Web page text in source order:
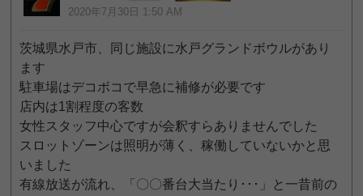
2020年7月30日 1:50 AM
茨城県水戸市、同じ施設に水戸グランドボウルがあり
ます
駐車場はデコボコで早急に補修が必要です
店内は1割程度の客数
女性スタッフ中心ですが会釈すらありませんでした
スロットゾーンは照明が薄く、稼働していないかと思
いました
有線放送が流れ、「〇〇番台大当たり･･･」と一昔前の